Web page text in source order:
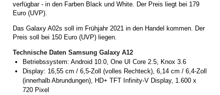
verfügbar - in den Farben Black und White. Der Preis liegt bei 179
Euro (UVP).
Das Galaxy A02s soll im Frühjahr 2021 in den Handel kommen. Der
Preis soll bei 150 Euro (UVP) liegen.
Technische Daten Samsung Galaxy A12
Betriebssystem: Android 10.0, One UI Core 2.5, Knox 3.6
Display: 16,55 cm / 6,5-Zoll (volles Rechteck), 6,14 cm / 6,4-Zoll
(innerhalb Abrundungen), HD+ TFT Infinity-V Display, 1.600 x
720 Pixel